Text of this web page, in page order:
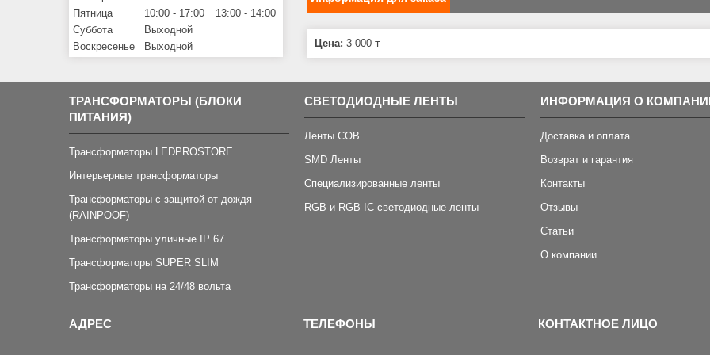
Цена: 3 000 ₸
Пятница
10:00 17:00 13:00
14:00
Суббота
Выходной
Воскресенье
Выходной
ТРАНСФОРМАТОРЫ (БЛОКИ
ПИТАНИЯ)
Трансформаторы LEDPROSTORE
Интерьерные трансформаторы
Трансформаторы с защитой от дождя
(RAINPOOF)
Трансформаторы уличные IP 67
Трансформаторы SUPER SLIM
Трансформаторы на 24/48 вольта
СВЕТОДИОДНЫЕ ЛЕНТЫ
Ленты COB
SMD Ленты
Специализированные ленты
RGB и RGB IC светодиодные ленты
ИНФОРМАЦИЯ О
Доставка и оплата
Возврат и гарантия
Контакты
Отзывы
Статьи
О компании